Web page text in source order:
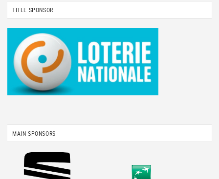
TITLE SPONSOR
MAIN SPONSORS